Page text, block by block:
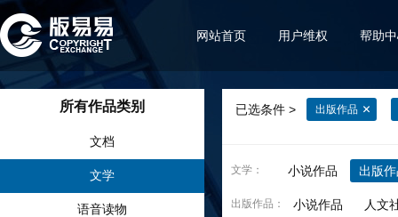
网站首页 用户维权 帮助
所有作品类别
文档
文学
语音读物
已选条件 > 出版作品
文学 ： 小说作品 出版
出版作品 ： 小说作品
人文